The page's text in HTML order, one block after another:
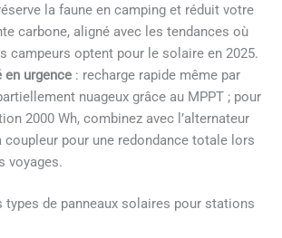
la faune en camping et réduit votre
carbone, aligné avec les tendances où
campeurs optent pour le solaire en 2025.
en urgence : recharge rapide même par
nuageux grâce au MPPT ; pour
2000 Wh, combinez avec l’alternateur
coupleur pour une redondance totale lors
voyages.
types de panneaux solaires pour stations